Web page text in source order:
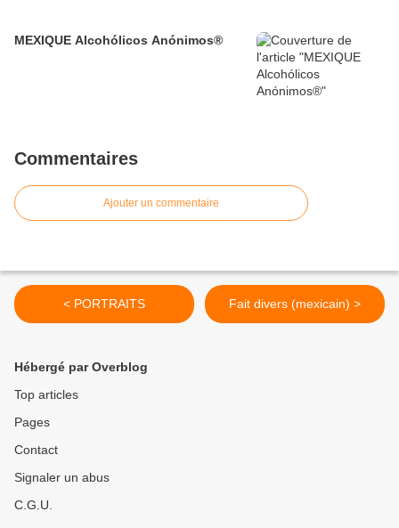
MEXIQUE Alcohólicos Anónimos®
Commentaires
Ajouter un commentaire
< PORTRAITS Fait divers (mexicain) >
Hébergé par Overblog
Top articles
Pages
Contact
Signaler un abus
C.G.U.